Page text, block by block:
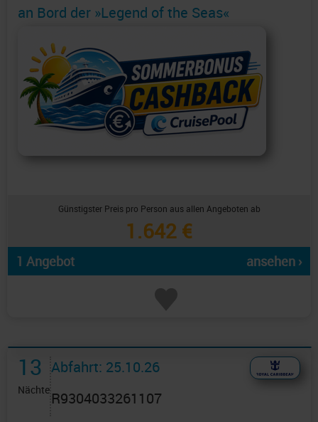
an Bord der »Legend of the Seas«
Günstigster Preis pro Person aus allen Angeboten ab
1.642 €
1 Angebot ansehen ›
13
Nächte
Abfahrt: 25.10.26
R9304033261107